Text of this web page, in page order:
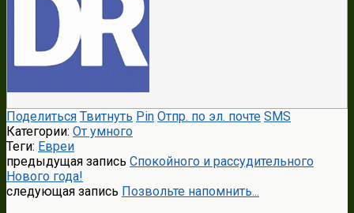
Поделиться Твитнуть Pin Отпр. по эл. почте SMS
Категории: От умного
Теги: Евреи
предыдущая запись Спокойного и рассудительного
Нового года!
следующая запись Позвольте напомнить...